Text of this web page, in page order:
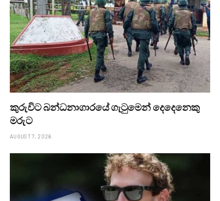
කුරුවිට බන්ධනාගාරයේ ගැටුමෙන් දෙදෙනෙකු
මරුට
AUGUST 7, 2026